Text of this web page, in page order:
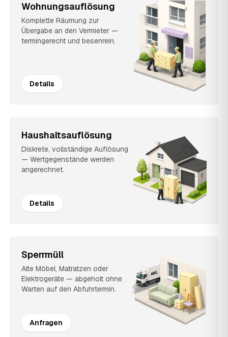
Wohnungsauflösung
Komplette Räumung zur
Übergabe an den Vermieter —
termingerecht und besenrein.
Details
Haushaltsauflösung
Diskrete, vollständige Auflösung
— Wertgegenstände werden
angerechnet.
Details
Sperrmüll
Alte Möbel, Matratzen oder
Elektrogeräte — abgeholt ohne
Warten auf den Abfuhrtermin.
Anfragen